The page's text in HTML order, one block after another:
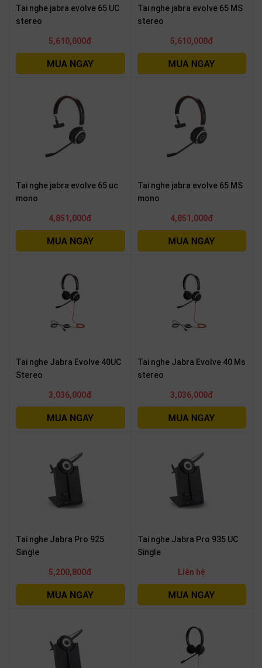
Tai nghe jabra evolve 65 UC
stereo
5,610,000đ
Tai nghe jabra evolve 65 MS
stereo
5,610,000đ
Tai nghe jabra evolve 65 uc
mono
4,851,000đ
Tai nghe jabra evolve 65 MS
mono
4,851,000đ
Tai nghe Jabra Evolve 40UC
Stereo
3,036,000đ
Tai nghe Jabra Evolve 40 Ms
stereo
3,036,000đ
Tai nghe Jabra Pro 925
Single
5,200,800đ
Tai nghe Jabra Pro 935 UC
Single
Liên hệ